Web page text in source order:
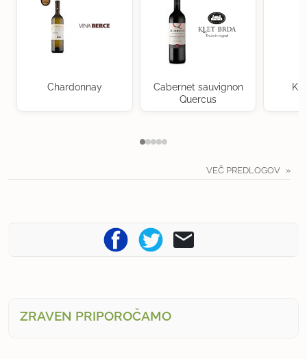
Chardonnay
Cabernet sauvignon
Quercus
VEČ PREDLOGOV
ZRAVEN PRIPOROČAMO